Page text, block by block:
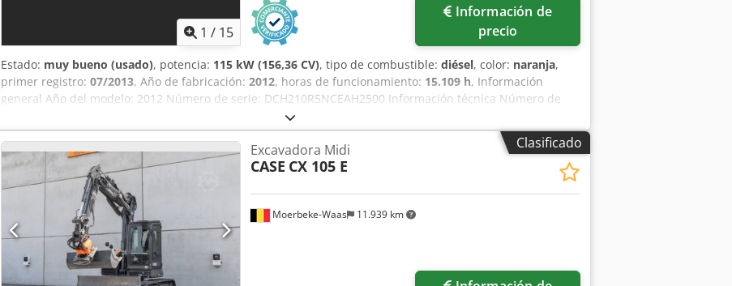
1 / 15
precio
Estado: muy bueno (usado), potencia: 115 kW (156,36 CV), tipo de combustible: diésel, color: naranja,
primer registro: 07/2013, Año de fabricación: 2012, horas de funcionamiento: 15.109 h, Información
general Año del modelo: 2012 Número de serie: DCH210R5NCEAH2500 Información técnica Número de
cilindros: 4 Peso en vacío: 22.600 kg Funcionalidad Anchura de trabajo: 300 cm Marcado CE: sí Estado
Estado técnico: muy bueno Estado visual: muy bueno Información financiera Precio: A consultar Garantía
Garantía: De primer propietario, historial de mantenimiento completo, ¡listo para trabajar de inmediato!
Dsdpfxey En Ndj An Eock - 80 % sistema de cadenas - Incluye 3 cucharas: 1300 mm, 450 mm y 2000 mm
cuchara niveladora - Opcional con sistema TOPCON 3D de 2021
Clasificado
Moerbeke-Waas 11.939 km
Excavadora Midi
CASE CX 105 E